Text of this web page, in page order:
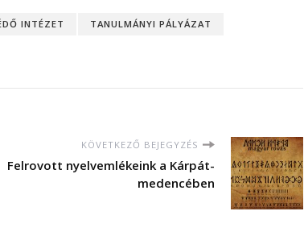
INTÉZET TANULMÁNYI PÁLYÁZAT
KÖVETKEZŐ BEJEGYZÉS
Felrovott nyelvemlékeink a Kárpát-
medencében